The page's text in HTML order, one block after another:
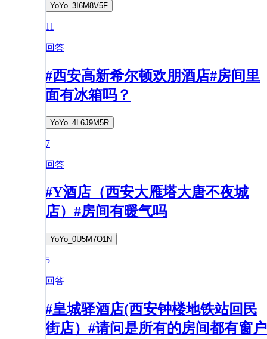
YoYo_3I6M8V5F
11
回答
#西安高新希尔顿欢朋酒店#房间里
面有冰箱吗？
YoYo_4L6J9M5R
7
回答
#Y酒店（西安大雁塔大唐不夜城
店）#房间有暖气吗
YoYo_0U5M7O1N
5
回答
#皇城驿酒店(西安钟楼地铁站回民
街店）#请问是所有的房间都有窗户